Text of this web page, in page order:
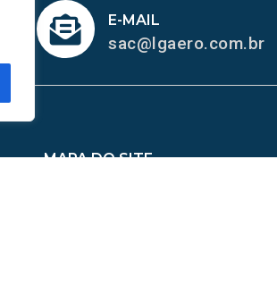
E-MAIL
sac@lgaero.com.br
MAPA DO SITE